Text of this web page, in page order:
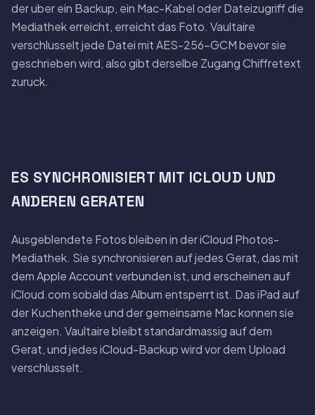
der uber ein Backup, ein Mac-Kabel oder Dateizugriff die
Mediathek erreicht, erreicht das Foto. Vaultaire
verschlusselt jede Datei mit AES-256-GCM bevor sie
geschrieben wird, also gibt derselbe Zugang Chiffretext
zuruck.
ES SYNCHRONISIERT MIT ICLOUD UND
ANDEREN GERATEN
Ausgeblendete Fotos bleiben in der iCloud Photos-
Mediathek. Sie synchronisieren auf jedes Gerat, das mit
dem Apple Account verbunden ist, und erscheinen auf
iCloud.com sobald das Album entsperrt ist. Das iPad auf
der Kuchentheke und der gemeinsame Mac konnen sie
anzeigen. Vaultaire bleibt standardmassig auf dem
Gerat, und jedes iCloud-Backup wird vor dem Upload
verschlusselt.